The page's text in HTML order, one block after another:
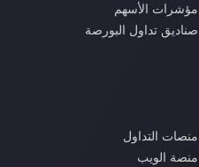
مؤشرات الأسهم
صناديق تداول البورصة
منصات التداول
منصة الويب